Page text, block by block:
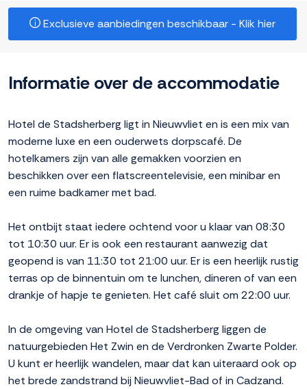
Exclusieve aanbiedingen beschikbaar - Klik hier
Informatie over de accommodatie
Hotel de Stadsherberg ligt in Nieuwvliet en is een mix van
moderne luxe en een ouderwets dorpscafé. De
hotelkamers zijn van alle gemakken voorzien en
beschikken over een flatscreentelevisie, een minibar en
een ruime badkamer met bad.
Het ontbijt staat iedere ochtend voor u klaar van 08:30
tot 10:30 uur. Er is ook een restaurant aanwezig dat
geopend is van 11:30 tot 21:00 uur. Er is een heerlijk rustig
terras op de binnentuin om te lunchen, dineren of van een
drankje of hapje te genieten. Het café sluit om 22:00 uur.
In de omgeving van Hotel de Stadsherberg liggen de
natuurgebieden Het Zwin en de Verdronken Zwarte Polder.
U kunt er heerlijk wandelen, maar dat kan uiteraard ook op
het brede zandstrand bij Nieuwvliet-Bad of in Cadzand.